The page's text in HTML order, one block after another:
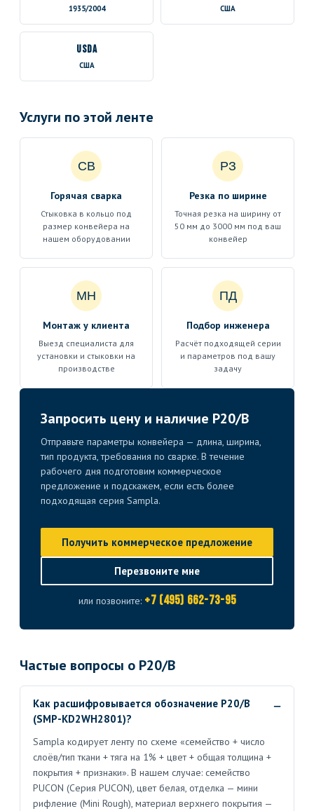
1935/2004 США
USDA
США
Услуги по этой ленте
СВ
Горячая сварка
Стыковка в кольцо под
размер конвейера на
нашем оборудовании
РЗ
Резка по ширине
Точная резка на ширину от
50 мм до 3000 мм под ваш
конвейер
МН
Монтаж у клиента
Выезд специалиста для
установки и стыковки на
производстве
ПД
Подбор инженера
Расчёт подходящей серии
и параметров под вашу
задачу
Запросить цену и наличие P20/B
Отправьте параметры конвейера — длина, ширина,
тип продукта, требования по сварке. В течение
рабочего дня подготовим коммерческое
предложение и подскажем, если есть более
подходящая серия Sampla.
Получить коммерческое предложение
Перезвоните мне
или позвоните: +7 (495) 662-73-95
Частые вопросы о P20/B
Как расшифровывается обозначение P20/B
(SMP-KD2WH2801)?
Sampla кодирует ленту по схеме «семейство + число
слоёв/тип ткани + тяга на 1% + цвет + общая толщина +
покрытия + признаки». В нашем случае: семейство
PUCON (Серия PUCON), цвет белая, отделка — мини
рифление (Mini Rough), материал верхнего покрытия —